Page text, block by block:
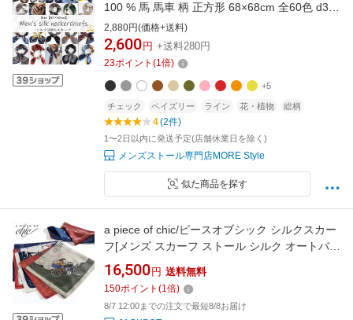
100 % 馬 馬車 柄 正方形 68×68cm 全60色 d3
プレゼント ギフト 夏用ストール uv 接触冷感
日焼け対策 首 uvカット冷房対策ラッピング不
可
2,880円(価格+送料)
2,600 円 +送料280円
23ポイント (1倍)
+5
チェック ペイズリー ライン 花・植物 総柄
4(2件)
1〜2日以内に発送予定(店舗休業日を除く)
メンズストール専門店MORE Style
似た商品を探す
a piece of chic/ピースオブシック シルクスカー
フ[メンズ スカーフ ストール シルク オートバイ
クラシック 30年代 60年代 フランス おしゃれ
かっこいい 冬服 冬物 冬 大人 彼氏 プレゼント]
16,500 円 送料無料
150ポイント (1倍)
8/7 12:00までの注文で最短8/8お届け